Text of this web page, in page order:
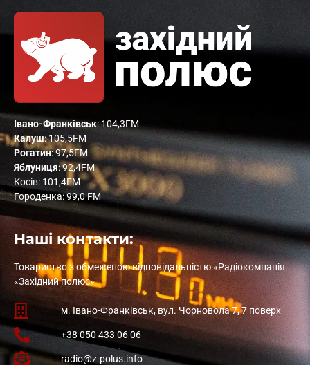
Івано-Франківськ: 104,3FM
Калуш: 105,5FM
Рогатин: 97,5FM
Яблуниця: 92,4FM
Косів: 101,4FM
Городенка: 99,0 FM
Наші контакти:
Товариство з обмеженою відповідальністю «Радіокомпанія
«Західний полюс»
м. Івано-Франківськ, вул. Чорновола 7, 7 поверх
+38 050 433 06 06
radio@z-polus.info